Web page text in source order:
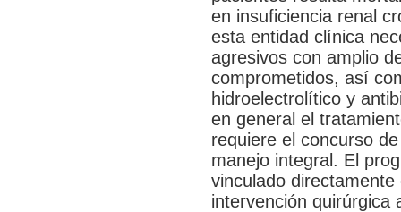
en insuficiencia renal
esta entidad clínica
agresivos con amplio
comprometidos, así
hidroelectrolítico y
en general el
requiere el concurso
manejo integral. El
vinculado
intervención quirúrgica